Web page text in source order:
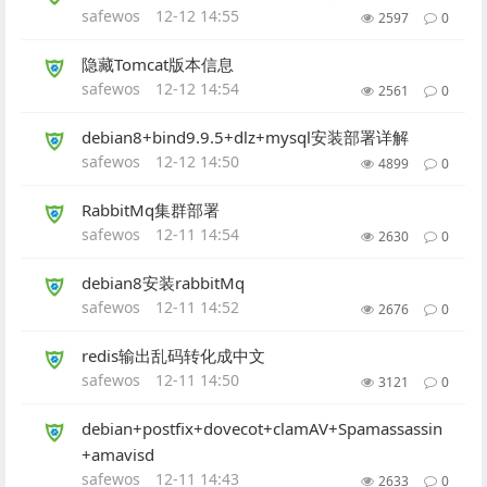
safewos 12-12 14:55 2597 0
隐藏Tomcat版本信息
safewos 12-12 14:54 2561 0
debian8+bind9.9.5+dlz+mysql安装部署详解
safewos 12-12 14:50 4899 0
RabbitMq集群部署
safewos 12-11 14:54 2630 0
debian8安装rabbitMq
safewos 12-11 14:52 2676 0
redis输出乱码转化成中文
safewos 12-11 14:50 3121 0
debian+postfix+dovecot+clamAV+Spamassassin
+amavisd
safewos 12-11 14:43 2633 0